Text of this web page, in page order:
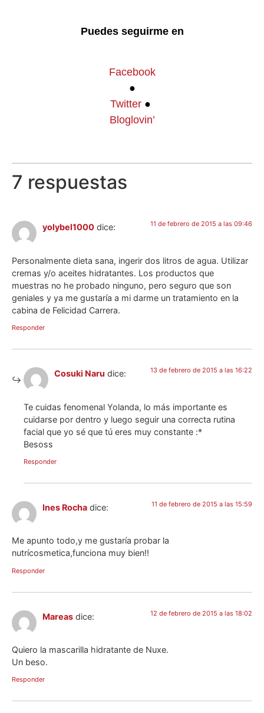
Puedes seguirme en
Facebook
●
Twitter ●
Bloglovin’
7 respuestas
yolybel1000 dice: 11 de febrero de 2015 a las 09:46
Personalmente dieta sana, ingerir dos litros de agua. Utilizar
cremas y/o aceites hidratantes. Los productos que
muestras no he probado ninguno, pero seguro que son
geniales y ya me gustaría a mi darme un tratamiento en la
cabina de Felicidad Carrera.
Responder
Cosuki Naru dice: 13 de febrero de 2015 a las 16:22
Te cuidas fenomenal Yolanda, lo más importante es
cuidarse por dentro y luego seguir una correcta rutina
facial que yo sé que tú eres muy constante :*
Besoss
Responder
Ines Rocha dice: 11 de febrero de 2015 a las 15:59
Me apunto todo,y me gustaría probar la
nutrícosmetica,funciona muy bien!!
Responder
Mareas dice: 12 de febrero de 2015 a las 18:02
Quiero la mascarilla hidratante de Nuxe.
Un beso.
Responder